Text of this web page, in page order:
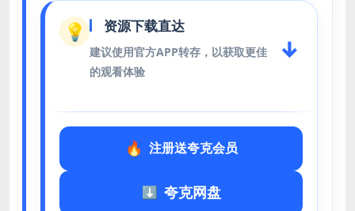
💡 资源下载直达
建议使用官方APP转存，以获取更佳
的观看体验
↓
注册送夸克会员
夸克网盘